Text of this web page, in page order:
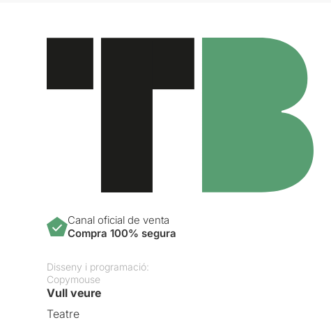
Canal oficial de venta
Compra 100% segura
Disseny i programació:
Copymouse
Vull veure
Teatre